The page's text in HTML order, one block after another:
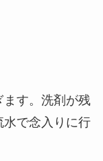
す。洗剤が残
水で念入りに行